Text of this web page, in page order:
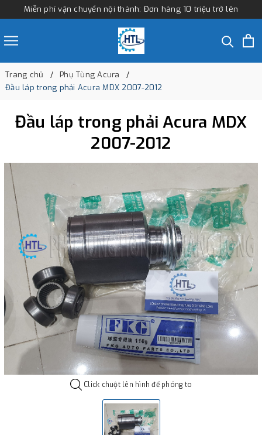
Miễn phí vận chuyển nội thành: Đơn hàng 10 triệu trở lên
Trang chủ
Phụ Tùng Acura
Đầu láp trong phải Acura MDX 2007-2012
Đầu láp trong phải Acura MDX
2007-2012
Click chuột lên hình để phóng to